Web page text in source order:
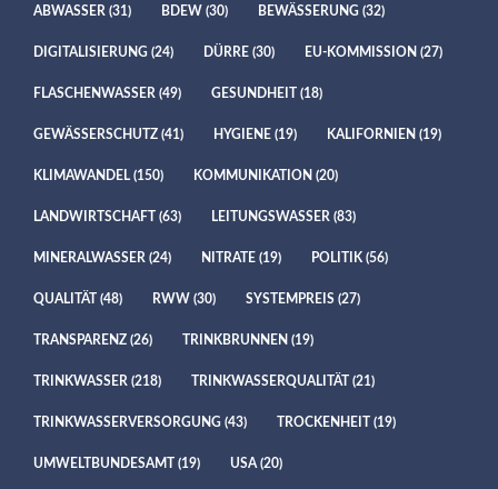
ABWASSER (31) BDEW (30) BEWÄSSERUNG (32)
DIGITALISIERUNG (24) DÜRRE (30) EU-KOMMISSION (27)
FLASCHENWASSER (49) GESUNDHEIT (18)
GEWÄSSERSCHUTZ (41) HYGIENE (19) KALIFORNIEN (19)
KLIMAWANDEL (150) KOMMUNIKATION (20)
LANDWIRTSCHAFT (63) LEITUNGSWASSER (83)
MINERALWASSER (24) NITRATE (19) POLITIK (56)
QUALITÄT (48) RWW (30) SYSTEMPREIS (27)
TRANSPARENZ (26) TRINKBRUNNEN (19)
TRINKWASSER (218) TRINKWASSERQUALITÄT (21)
TRINKWASSERVERSORGUNG (43) TROCKENHEIT (19)
UMWELTBUNDESAMT (19) USA (20)